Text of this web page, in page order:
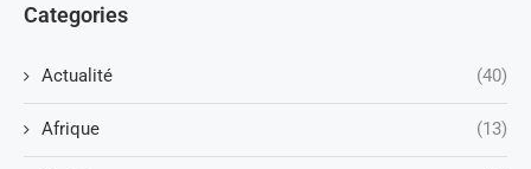
Categories
Actualité (40)
Afrique (13)